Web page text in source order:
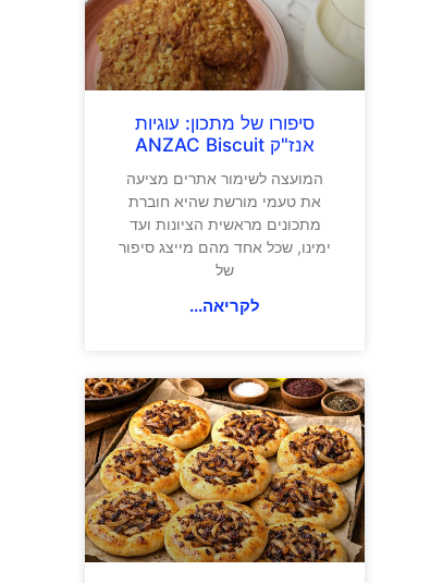
סיפורו של מתכון: עוגיות
אנז"ק ANZAC Biscuit
המועצה לשימור אתרים מציעה
את טעמי מורשת שהיא חוברת
מתכונים מראשית הציונות ועד
ימינו, שכל אחד מהם מייצג סיפור
של
לקריאה...